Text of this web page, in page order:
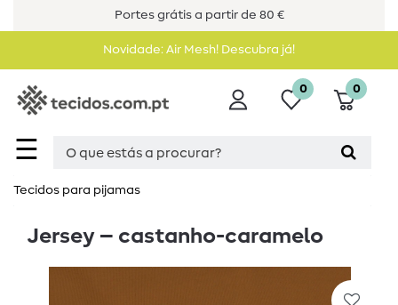
Portes grátis a partir de 80 €
Novidade: Air Mesh! Descubra já!
☰
0 0
Tecidos para pijamas
Jersey – castanho-caramelo